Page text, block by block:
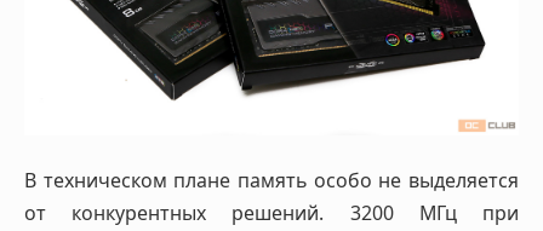
В техническом плане память особо не выделяется
от конкурентных решений. 3200 МГц при